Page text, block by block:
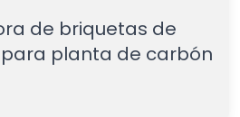
de briquetas de
planta de carbón